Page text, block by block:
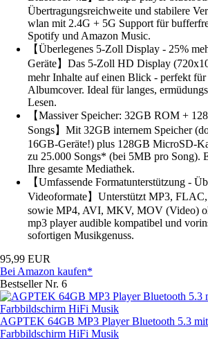
Übertragungsreichweite und stabilere
wlan mit 2.4G + 5G Support für
Spotify und Amazon Music.
【Überlegenes 5-Zoll Display - 25%
Geräte】Das 5-Zoll HD Display
mehr Inhalte auf einen Blick - perfekt
Albumcover. Ideal für langes,
Lesen.
【Massiver Speicher: 32GB ROM +
Songs】Mit 32GB internem Speicher
16GB-Geräte!) plus 128GB MicroSD-
zu 25.000 Songs* (bei 5MB pro Song).
Ihre gesamte Mediathek.
【Umfassende Formatunterstützung -
Videoformate】Unterstützt MP3,
sowie MP4, AVI, MKV, MOV (Video)
mp3 player audible kompatibel und
sofortigen Musikgenuss.
95,99 EUR
Bei Amazon kaufen*
Bestseller Nr. 6
AGPTEK 64GB MP3 Player Bluetooth 5.3
Farbbildschirm HiFi Musik